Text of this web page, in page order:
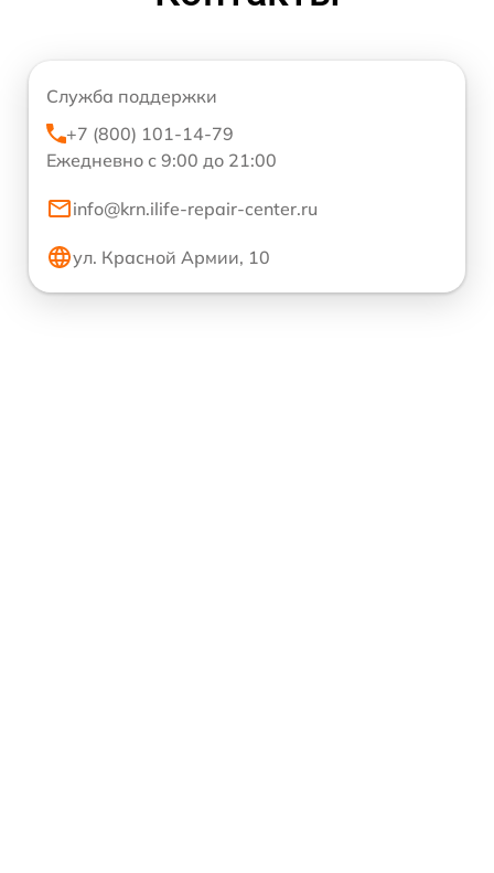
Служба поддержки
+7 (800) 101-14-79
Ежедневно с 9:00 до 21:00
info@krn.ilife-repair-center.ru
ул. Красной Армии, 10